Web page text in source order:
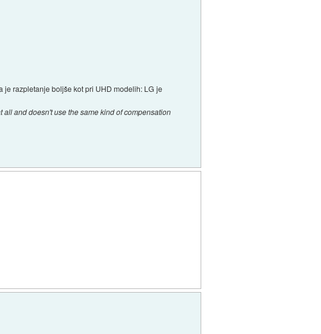
je razpletanje boljše kot pri UHD modelih: LG je
and doesn't use the same kind of compensation